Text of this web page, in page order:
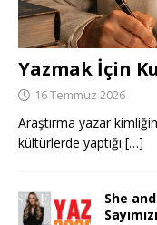
Yazmak İçin
16 Temmuz 2026
Araştırma yazar
kültürlerde yaptığı […]
She and